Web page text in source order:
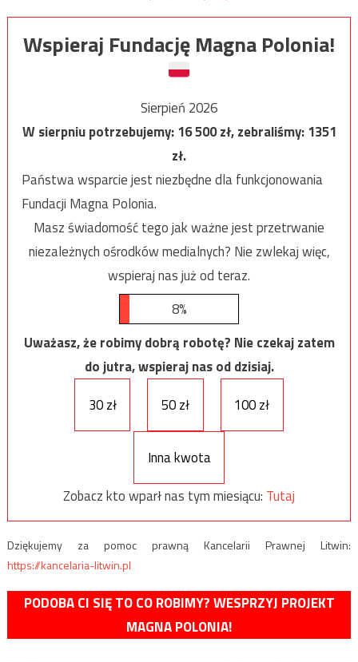
Wspieraj Fundację Magna Polonia!
Sierpień 2026
W sierpniu potrzebujemy:16 500zł, zebraliśmy:1351
zł.
Państwa wsparcie jest niezbędne dla funkcjonowania
Fundacji Magna Polonia.
Masz świadomość tego jak ważne jest przetrwanie
niezależnych ośrodków medialnych? Nie zwlekaj więc,
wspieraj nas już od teraz.
8%
Uważasz, że robimy dobrą robotę? Nie czekaj zatem
do jutra, wspieraj nas od dzisiaj.
30 zł
50 zł 100 zł
Inna kwota
Zobacz kto wparł nas tym miesiącu: Tutaj
Dziękujemy za pomoc prawną Kancelarii Prawnej Litwin:
https://kancelaria-litwin.pl
PODOBA CI SIĘ TO CO ROBIMY? WESPRZYJ PROJEKT
MAGNA POLONIA!